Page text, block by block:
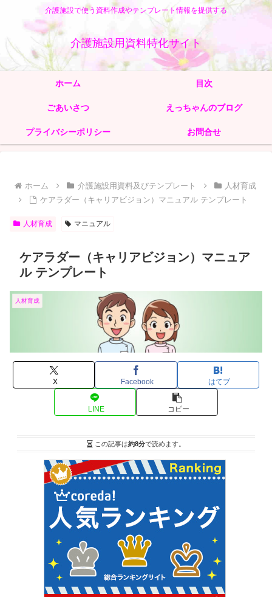
介護施設で使う資料作成やテンプレート情報を提供する
介護施設用資料特化サイト
ホーム 目次
ごあいさつ えっちゃんのブログ
プライバシーポリシー お問合せ
ホーム 介護施設用資料及びテンプレート
人材育成
ケアラダー（キャリアビジョン）マニュアル テンプレート
人材育成 マニュアル
ケアラダー（キャリアビジョン）マニュア
ル テンプレート
人材育成
X Facebook はてブ
LINE コピー
この記事は約8分で読めます。